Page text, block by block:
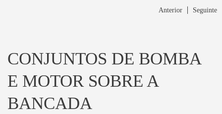
Anterior Seguinte
CONJUNTOS DE BOMBA
E MOTOR SOBRE A
BANCADA